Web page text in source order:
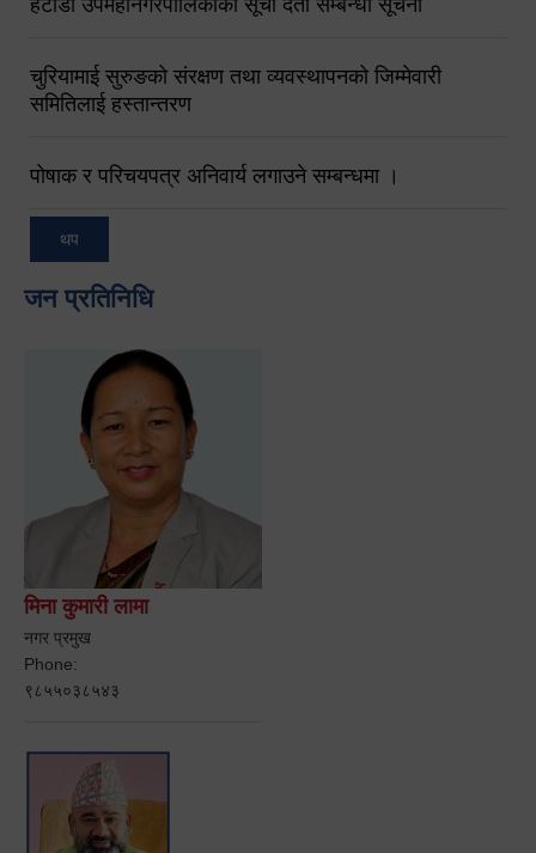
हेटौंडा उपमहानगरपालिकाको सूची दर्ता सम्बन्धी सूचना
चुरियामाई सुरुङको संरक्षण तथा व्यवस्थापनको जिम्मेवारी
समितिलाई हस्तान्तरण
पोषाक र परिचयपत्र अनिवार्य लगाउने सम्बन्धमा ।
थप
जन प्रतिनिधि
मिना कुमारी लामा
नगर प्रमुख
Phone:
९८५५०३८५४३